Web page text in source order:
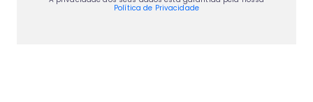
Política de Privacidade